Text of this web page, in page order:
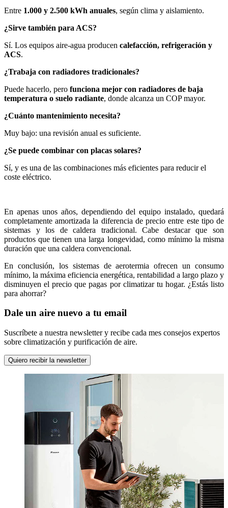
Entre 1.000 y 2.500 kWh anuales, según clima y aislamiento.
¿Sirve también para ACS?
Sí. Los equipos aire-agua producen calefacción, refrigeración y
ACS.
¿Trabaja con radiadores tradicionales?
Puede hacerlo, pero funciona mejor con radiadores de baja
temperatura o suelo radiante, donde alcanza un COP mayor.
¿Cuánto mantenimiento necesita?
Muy bajo: una revisión anual es suficiente.
¿Se puede combinar con placas solares?
Sí, y es una de las combinaciones más eficientes para reducir el
coste eléctrico.
En apenas unos años, dependiendo del equipo instalado, quedará
completamente amortizada la diferencia de precio entre este tipo de
sistemas y los de caldera tradicional. Cabe destacar que son
productos que tienen una larga longevidad, como mínimo la misma
duración que una caldera convencional.
En conclusión, los sistemas de aerotermia ofrecen un consumo
mínimo, la máxima eficiencia energética, rentabilidad a largo plazo y
disminuyen el precio que pagas por climatizar tu hogar. ¿Estás listo
para ahorrar?
Dale un aire nuevo a tu email
Suscríbete a nuestra newsletter y recibe cada mes consejos expertos
sobre climatización y purificación de aire.
Quiero recibir la newsletter